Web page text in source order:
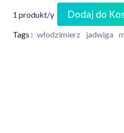
1 produkt/y Dodaj do
Tags : włodzimierz jadwiga